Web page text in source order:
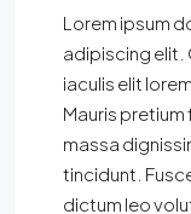
Lorem ipsum
adipiscing elit.
iaculis elit
Mauris
massa
tincidunt.
dictum leo